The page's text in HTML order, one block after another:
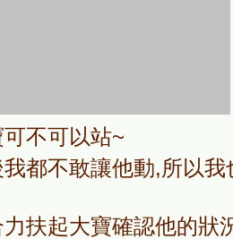
不可以站~
都不敢讓他動,所以
扶起大寶確認他的狀